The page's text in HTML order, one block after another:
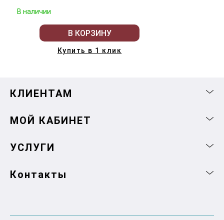
В наличии
В КОРЗИНУ
Купить в 1 клик
КЛИЕНТАМ
МОЙ КАБИНЕТ
УСЛУГИ
Контакты